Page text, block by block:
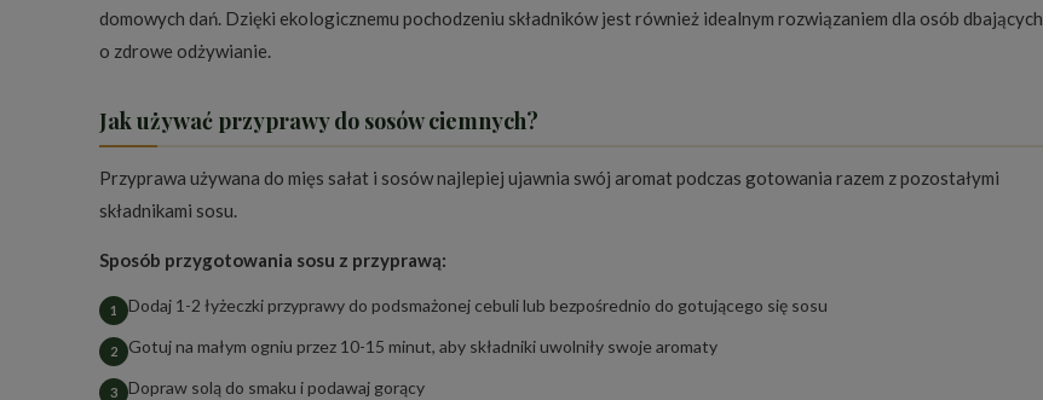
domowych dań. Dzięki ekologicznemu pochodzeniu składników jest również idealnym rozwiązaniem dla osób dbających
o zdrowe odżywianie.
Jak używać przyprawy do sosów ciemnych?
Przyprawa używana do mięs sałat i sosów najlepiej ujawnia swój aromat podczas gotowania razem z pozostałymi
składnikami sosu.
Sposób przygotowania sosu z przyprawą:
Dodaj 1-2 łyżeczki przyprawy do podsmażonej cebuli lub bezpośrednio do gotującego się sosu
Gotuj na małym ogniu przez 10-15 minut, aby składniki uwolniły swoje aromaty
Dopraw solą do smaku i podawaj gorący